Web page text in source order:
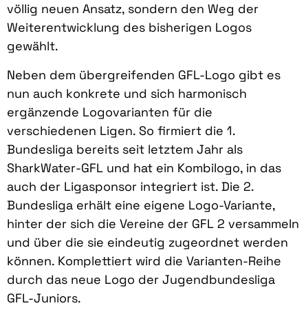
völlig neuen Ansatz, sondern den Weg der
Weiterentwicklung des bisherigen Logos
gewählt.
Neben dem übergreifenden GFL-Logo gibt es
nun auch konkrete und sich harmonisch
ergänzende Logovarianten für die
verschiedenen Ligen. So firmiert die 1.
Bundesliga bereits seit letztem Jahr als
SharkWater-GFL und hat ein Kombilogo, in das
auch der Ligasponsor integriert ist. Die 2.
Bundesliga erhält eine eigene Logo-Variante,
hinter der sich die Vereine der GFL 2 versammeln
und über die sie eindeutig zugeordnet werden
können. Komplettiert wird die Varianten-Reihe
durch das neue Logo der Jugendbundesliga
GFL-Juniors.